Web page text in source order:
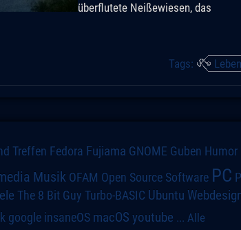
überflutete Neißewiesen, das
Tags: Leben
Treffen Fedora Fujiama GNOME Guben Humor
Musik OFAM Open Source Software PC
The 8 Bit Guy Turbo-BASIC Ubuntu
google insaneOS macOS youtube ... Alle